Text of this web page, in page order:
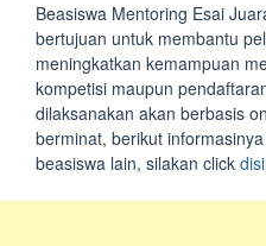
Beasiswa Mentoring Esai
bertujuan untuk membantu
meningkatkan kemampuan
kompetisi maupun
dilaksanakan akan berbasis
berminat, berikut
beasiswa lain, silakan click